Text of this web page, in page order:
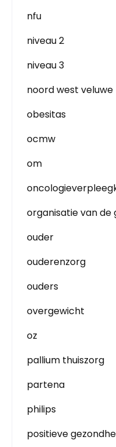
nfu
niveau 2
niveau 3
noord west veluwe
obesitas
ocmw
om
organisatie van de
ouder
ouderenzorg
ouders
overgewicht
oz
pallium thuiszorg
partena
philips
positieve